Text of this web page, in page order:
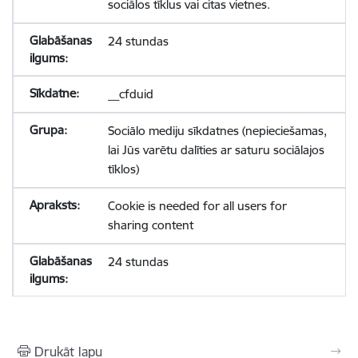
sociālos tīklus vai citas vietnes.
24 stundas
__cfduid
Sociālo mediju sīkdatnes (nepieciešamas,
lai Jūs varētu dalīties ar saturu sociālajos
tīklos)
Cookie is needed for all users for
sharing content
24 stundas
Drukāt lapu